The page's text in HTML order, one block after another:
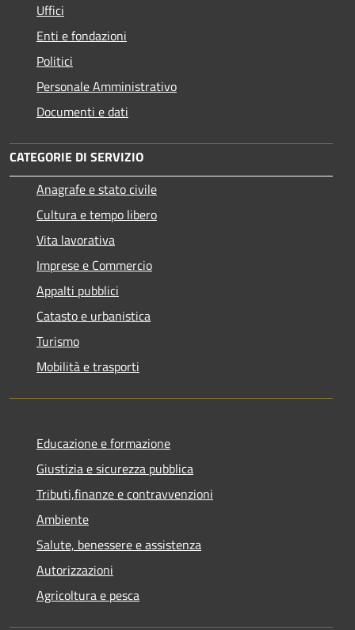
Uffici
Enti e fondazioni
Politici
Personale Amministrativo
Documenti e dati
CATEGORIE DI SERVIZIO
Anagrafe e stato civile
Cultura e tempo libero
Vita lavorativa
Imprese e Commercio
Appalti pubblici
Catasto e urbanistica
Turismo
Mobilità e trasporti
Educazione e formazione
Giustizia e sicurezza pubblica
Tributi,finanze e contravvenzioni
Ambiente
Salute, benessere e assistenza
Autorizzazioni
Agricoltura e pesca